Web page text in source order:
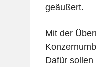
geäußert.
Mit der
Dafür